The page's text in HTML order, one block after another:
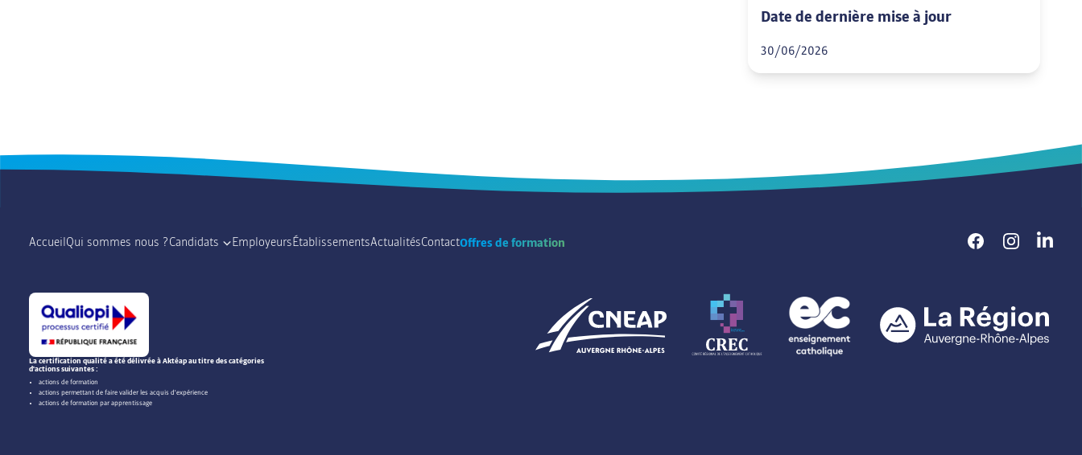
Date de dernière mise à jour
30/06/2026
Accueil Qui sommes nous ?Candidats EmployeursÉtablissementsActualitésContactOffres de formation
La certification qualité a été délivrée à Aktéap au titre des catégories
d'actions suivantes :
actions de formation
actions permettant de faire valider les acquis d'expérience
actions de formation par apprentissage